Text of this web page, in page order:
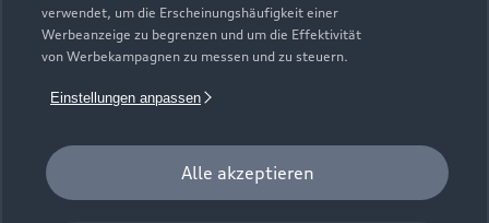
verwendet, um die Erscheinungshäufigkeit einer
Werbeanzeige zu begrenzen und um die Effektivität
von Werbekampagnen zu messen und zu steuern.
Einstellungen anpassen
Alle akzeptieren
Kontaktdaten herunterladen
Öffnungszeiten